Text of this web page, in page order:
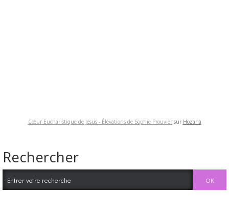
Cœur Eucharistique de Jésus - Élévations de Sophie Prouviersur Hozana
Rechercher